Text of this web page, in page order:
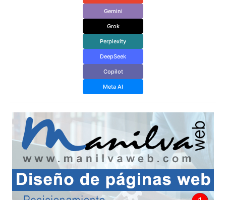
Gemini
Grok
Perplexity
DeepSeek
Copilot
Meta AI